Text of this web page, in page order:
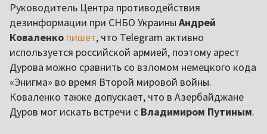
Руководитель Центра противодействия
дезинформации при СНБО Украины Андрей
Коваленко пишет, что Telegram активно
используется российской армией, поэтому арест
Дурова можно сравнить со взломом немецкого кода
«Энигма» во время Второй мировой войны.
Коваленко также допускает, что в Азербайджане
Дуров мог искать встречи с Владимиром Путиным.